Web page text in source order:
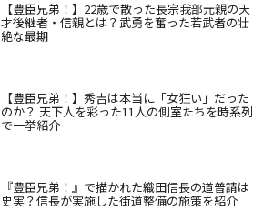
【豊臣兄弟！】22歳で散った長宗我部元親の天
才後継者・信親とは？武勇を奮った若武者の壮
絶な最期
【豊臣兄弟！】秀吉は本当に「女狂い」だった
のか？ 天下人を彩った11人の側室たちを時系列
で一挙紹介
『豊臣兄弟！』で描かれた織田信長の道普請は
史実？信長が実施した街道整備の施策を紹介